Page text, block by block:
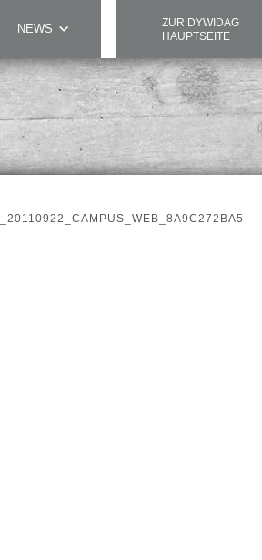
NEWS
ZUR DYWIDAG
HAUPTSEITE